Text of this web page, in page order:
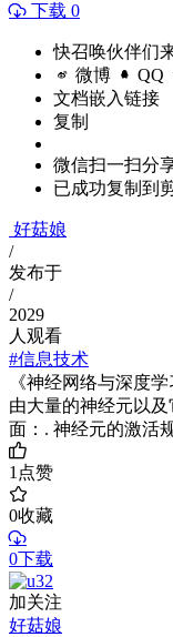
下载 0
快召唤伙伴们
微博 QQ
文档嵌入链接
复制
微信扫一扫分
已成功复制到
好菇娘
/
发布于
/
2029
人观看
#信息技术
《神经网络与深度
由大量的神经元以
面：. 神经元的激活
1点赞
0收藏
0下载
加关注
好菇娘